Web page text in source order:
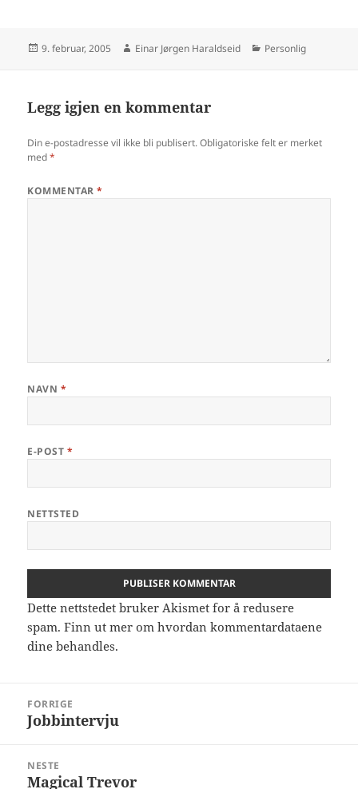
Publisert
9. februar, 2005 Forfatter
Einar Jørgen Haraldseid Kategorier
Personlig
Legg igjen en kommentar
Din e-postadresse vil ikke bli publisert. Obligatoriske felt er merket
med*
KOMMENTAR*
NAVN *
E-POST *
NETTSTED
Dette nettstedet bruker Akismet for å redusere
spam.Finn ut mer om hvordan kommentardataene
dine behandles.
FORRIGE
Forrige
Jobbintervju
NESTE
Neste
Magical Trevor